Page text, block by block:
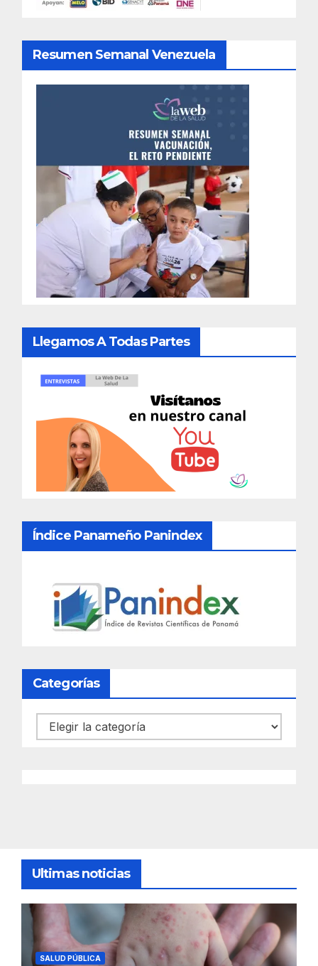
Resumen Semanal Venezuela
Llegamos A Todas Partes
Índice Panameño Panindex
Categorías
Categorías
Ultimas noticias
SALUD PÚBLICA